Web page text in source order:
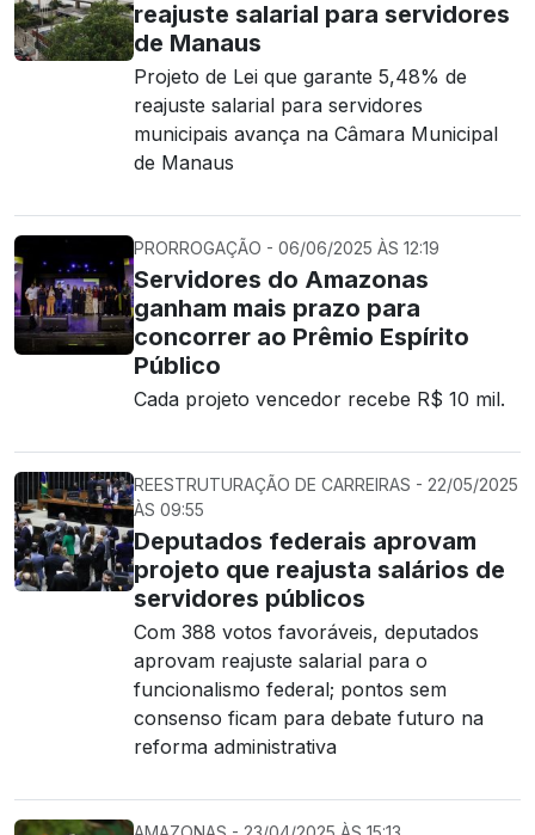
reajuste salarial para servidores
de Manaus
Projeto de Lei que garante 5,48% de
reajuste salarial para servidores
municipais avança na Câmara Municipal
de Manaus
PRORROGAÇÃO - 06/06/2025 ÀS 12:19
Servidores do Amazonas
ganham mais prazo para
concorrer ao Prêmio Espírito
Público
Cada projeto vencedor recebe R$ 10 mil.
REESTRUTURAÇÃO DE CARREIRAS - 22/05/2025
ÀS 09:55
Deputados federais aprovam
projeto que reajusta salários de
servidores públicos
Com 388 votos favoráveis, deputados
aprovam reajuste salarial para o
funcionalismo federal; pontos sem
consenso ficam para debate futuro na
reforma administrativa